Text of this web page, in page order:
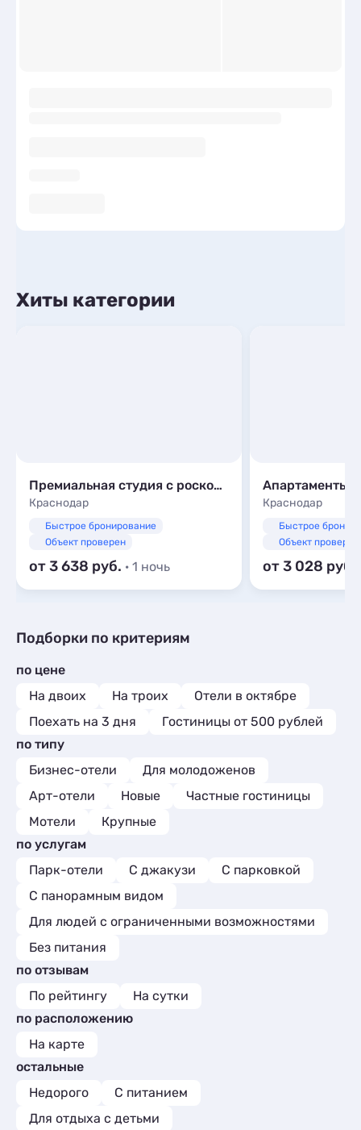
Хиты категории
Премиальная студия с роскошным видом l 15-й этаж
Краснодар
Быстрое бронирование
Объект проверен
от 3 638 · 1 ночь
Краснодар
Быстрое
Объект проверен
от 3 028
Подборки по критериям
по цене
На двоих
На троих
Отели в октябре
Поехать на 3 дня
Гостиницы от 500 рублей
по типу
Бизнес-отели
Для молодоженов
Арт-отели
Новые
Частные гостиницы
Мотели
Крупные
по услугам
Парк-отели
С джакузи
С парковкой
С панорамным видом
Для людей с ограниченными возможностями
Без питания
по отзывам
По рейтингу
На сутки
по расположению
На карте
остальные
Недорого
С питанием
Для отдыха с детьми